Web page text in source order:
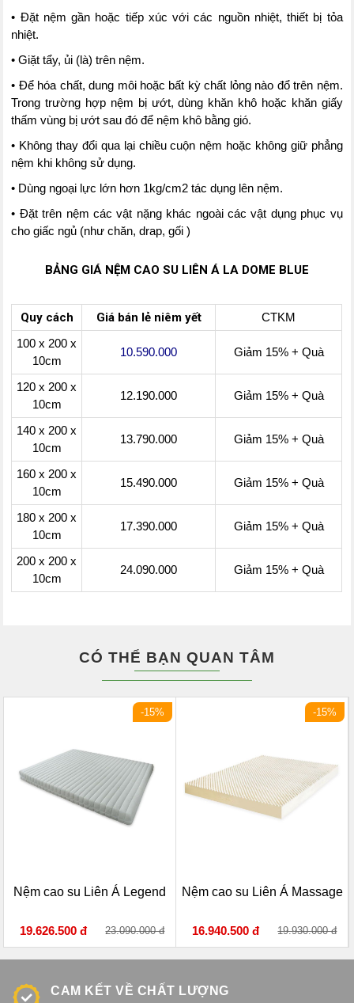
• Đặt nệm gần hoặc tiếp xúc với các nguồn nhiệt, thiết bị tỏa
nhiệt.
• Giặt tẩy, ủi (là) trên nệm.
• Để hóa chất, dung môi hoặc bất kỳ chất lỏng nào đổ trên nệm.
Trong trường hợp nệm bị ướt, dùng khăn khô hoặc khăn giấy
thấm vùng bị ướt sau đó để nệm khô bằng gió.
• Không thay đổi qua lại chiều cuộn nệm hoặc không giữ phẳng
nệm khi không sử dụng.
• Dùng ngoại lực lớn hơn 1kg/cm2 tác dụng lên nệm.
• Đặt trên nệm các vật nặng khác ngoài các vật dụng phục vụ
cho giấc ngủ (như chăn, drap, gối )
BẢNG GIÁ NỆM CAO SU LIÊN Á LA DOME BLUE
Quy cách Giá bán lẻ niêm yết
CTKM
100 x 200 x
10cm
10.590.000 Giảm 15% + Quà
120 x 200 x
10cm
12.190.000 Giảm 15% + Quà
140 x 200 x
10cm
13.790.000 Giảm 15% + Quà
160 x 200 x
10cm
15.490.000 Giảm 15% + Quà
180 x 200 x
10cm
17.390.000 Giảm 15% + Quà
200 x 200 x
10cm
24.090.000 Giảm 15% + Quà
CÓ THỂ BẠN QUAN TÂM
-15%
Nệm cao su Liên Á Legend
19.626.500 đ 23.090.000 đ
-15%
Nệm cao su Liên Á Massage
16.940.500 đ 19.930.000 đ
CAM KẾT VỀ CHẤT LƯỢNG